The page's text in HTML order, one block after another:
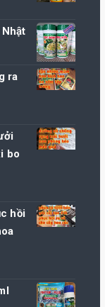
ra
bo
hồi